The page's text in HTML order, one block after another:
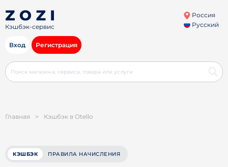
Кэшбэк-сервис
Россия
Русский
Вход Регистрация
Главная > Кэшбэк в Otello
КЭШБЭК ПРАВИЛА НАЧИСЛЕНИЯ